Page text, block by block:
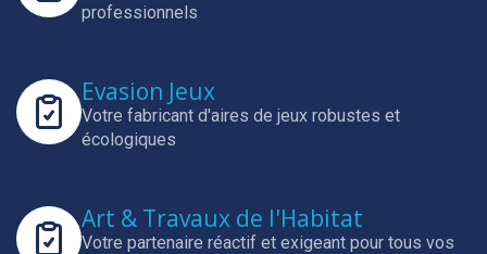
professionnels
Evasion Jeux
Votre fabricant d'aires de jeux robustes et
écologiques
Art & Travaux de l'Habitat
Votre partenaire réactif et exigeant pour tous vos